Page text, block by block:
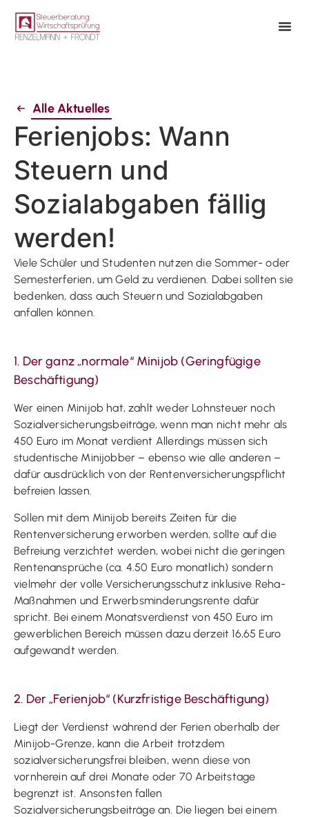
Alle Aktuelles
Ferienjobs: Wann
Steuern und
Sozialabgaben fällig
werden!
Viele Schüler und Studenten nutzen die Sommer- oder
Semesterferien, um Geld zu verdienen. Dabei sollten sie
bedenken, dass auch Steuern und Sozialabgaben
anfallen können.
1. Der ganz „normale“ Minijob (Geringfügige
Beschäftigung)
Wer einen Minijob hat, zahlt weder Lohnsteuer noch
Sozialversicherungsbeiträge, wenn man nicht mehr als
450 Euro im Monat verdient Allerdings müssen sich
studentische Minijobber – ebenso wie alle anderen –
dafür ausdrücklich von der Rentenversicherungspflicht
befreien lassen.
Sollen mit dem Minijob bereits Zeiten für die
Rentenversicherung erworben werden, sollte auf die
Befreiung verzichtet werden, wobei nicht die geringen
Rentenansprüche (ca. 4.50 Euro monatlich) sondern
vielmehr der volle Versicherungsschutz inklusive Reha-
Maßnahmen und Erwerbsminderungsrente dafür
spricht. Bei einem Monatsverdienst von 450 Euro im
gewerblichen Bereich müssen dazu derzeit 16,65 Euro
aufgewandt werden.
2. Der „Ferienjob“ (Kurzfristige Beschäftigung)
Liegt der Verdienst während der Ferien oberhalb der
Minijob-Grenze, kann die Arbeit trotzdem
sozialversicherungsfrei bleiben, wenn diese von
vornherein auf drei Monate oder 70 Arbeitstage
begrenzt ist. Ansonsten fallen
Sozialversicherungsbeiträge an. Die liegen bei einem